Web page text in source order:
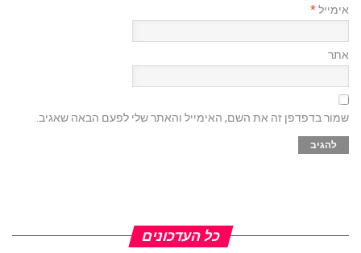
אימייל*
אתר
שמור בדפדפן זה את השם, האימייל והאתר שלי לפעם הבאה שאגיב.
כל העדכונים